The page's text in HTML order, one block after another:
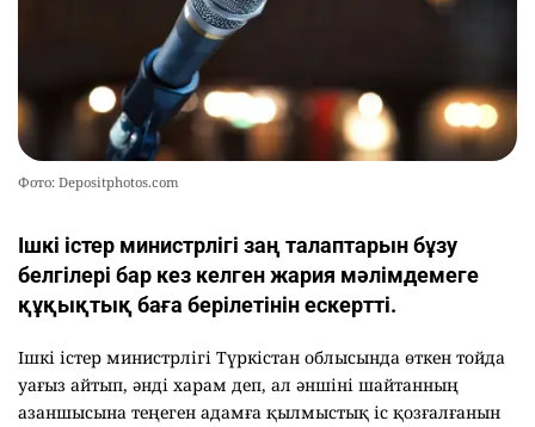
Фото: Depositphotos.com
Ішкі істер министрлігі заң талаптарын бұзу
белгілері бар кез келген жария мәлімдемеге
құқықтық баға берілетінін ескертті.
Ішкі істер министрлігі Түркістан облысында өткен тойда
уағыз айтып, әнді харам деп, ал әншіні шайтанның
азаншысына теңеген адамға қылмыстық іс қозғалғанын